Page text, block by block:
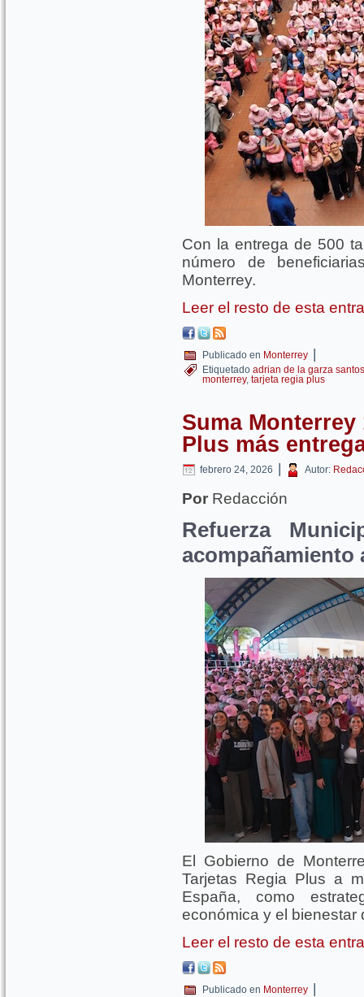
Con la entrega de 500
número de
Monterrey.
Leer el resto de esta
Publicado en Monterrey |
Etiquetado adrian de la garza santos
monterrey, tarjeta regia plus
Suma Monterrey
Plus más
febrero 24, 2026 | Autor:
Por Redacción
Refuerza
acompañamiento
El Gobierno de
Tarjetas Regia Plus a
España, como
económica y el bienestar
Leer el resto de esta
Publicado en Monterrey |